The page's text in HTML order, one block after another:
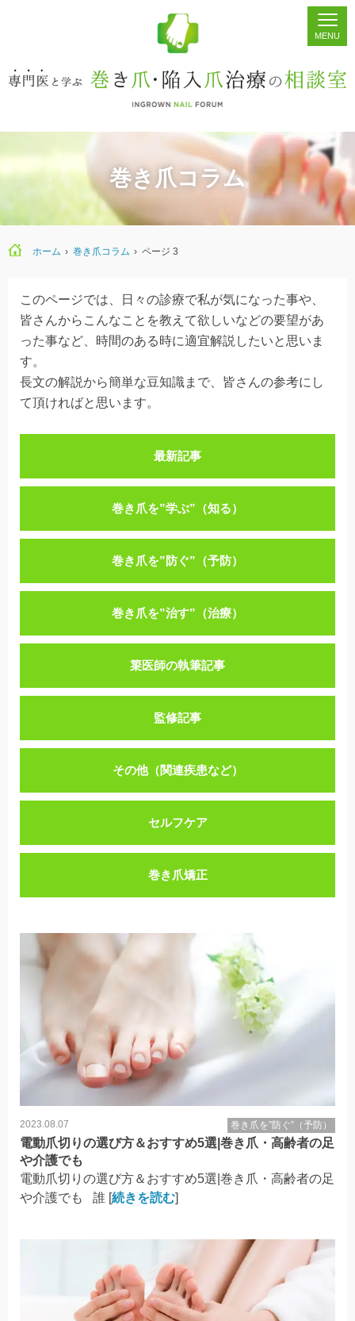
掲示板 検索
巻き爪コラム
ホーム › 巻き爪コラム › ページ 3
このページでは、日々の診療で私が気になった事や、
皆さんからこんなことを教えて欲しいなどの要望があ
った事など、時間のある時に適宜解説したいと思いま
す。
長文の解説から簡単な豆知識まで、皆さんの参考にし
て頂ければと思います。
最新記事
巻き爪を”学ぶ”（知る）
巻き爪を”防ぐ”（予防）
巻き爪を”治す”（治療）
簗医師の執筆記事
監修記事
その他（関連疾患など）
セルフケア
巻き爪矯正
2023.08.07 巻き爪を”防ぐ”（予防）
電動爪切りの選び方＆おすすめ5選|巻き爪・高齢者の足
や介護でも
電動爪切りの選び方＆おすすめ5選|巻き爪・高齢者の足
や介護でも 誰 [続きを読む]